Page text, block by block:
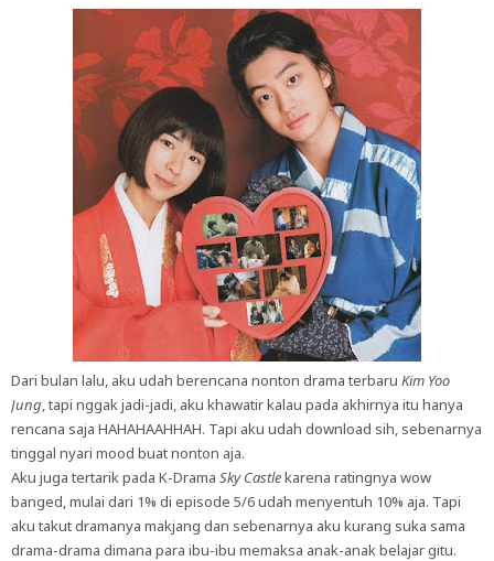
Dari bulan lalu, aku udah berencana nonton drama terbaru Kim Yoo
Jung, tapi nggak jadi-jadi, aku khawatir kalau pada akhirnya itu hanya
rencana saja HAHAHAAHHAH. Tapi aku udah download sih, sebenarnya
tinggal nyari mood buat nonton aja.
Aku juga tertarik pada K-Drama Sky Castlekarena ratingnya wow
banged, mulai dari 1% di episode 5/6 udah menyentuh 10% aja. Tapi
aku takut dramanya makjang dan sebenarnya aku kurang suka sama
drama-drama dimana para ibu-ibu memaksa anak-anak belajar gitu.